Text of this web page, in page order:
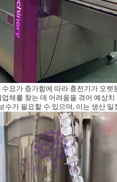
요가 증가함에 따라 충전기가 오
체를 찾는 데 어려움을 겪어 예상
수가 필요할 수 있으며, 이는 생산